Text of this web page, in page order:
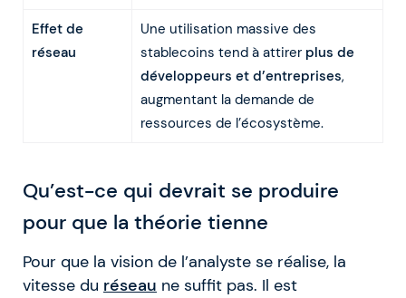
Effet de
réseau
Une utilisation massive des
stablecoins tend à attirer plus de
développeurs et d’entreprises,
augmentant la demande de
ressources de l’écosystème.
Qu’est-ce qui devrait se produire
pour que la théorie tienne
Pour que la vision de l’analyste se réalise, la
vitesse du réseau ne suffit pas. Il est